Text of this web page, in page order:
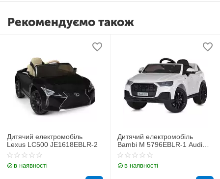
Рекомендуємо також
Дитячий електромобіль
Lexus LC500 JE1618EBLR-2
в наявності
Дитячий електромобіль
Bambi M 5796EBLR-1 Audi
Q7
в наявності